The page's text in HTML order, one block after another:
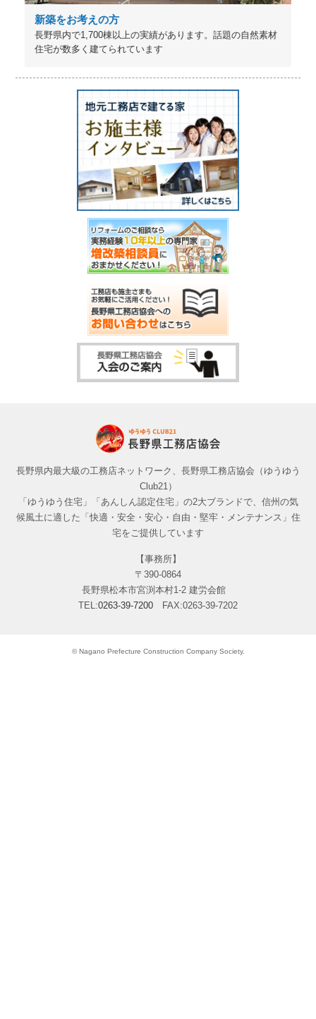
新築をお考えの方
長野県内で1,700棟以上の実績があります。話題の自然素材
住宅が数多く建てられています
長野県内最大級の工務店ネットワーク、長野県工務店協会（ゆうゆう
Club21）
「ゆうゆう住宅」「あんしん認定住宅」の2大ブランドで、信州の気
候風土に適した「快適・安全・安心・自由・堅牢・メンテナンス」住
宅をご提供しています
【事務所】
〒390-0864
長野県松本市宮渕本村1-2 建労会館
TEL:0263-39-7200 FAX:0263-39-7202
© Nagano Prefecture Construction Company Society.